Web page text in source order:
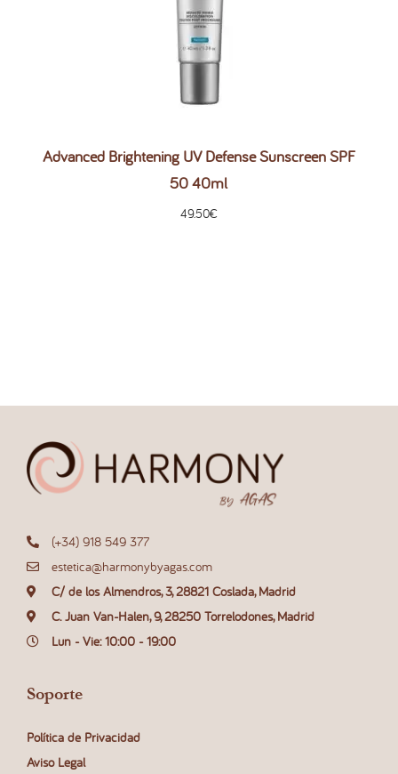
Advanced Brightening UV Defense Sunscreen SPF
50 40ml
49.50€
(+34) 918 549 377
estetica@harmonybyagas.com
C/ de los Almendros, 3, 28821 Coslada, Madrid
C. Juan Van-Halen, 9, 28250 Torrelodones, Madrid
Lun - Vie: 10:00 - 19:00
Soporte
Política de Privacidad
Aviso Legal